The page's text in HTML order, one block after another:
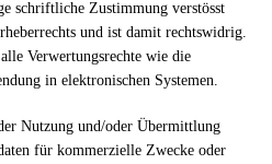
schriftliche Zustimmung verstösst
und ist damit rechtswidrig.
Verwertungsrechte wie die
in elektronischen Systemen.
Nutzung und/oder Übermittlung
für kommerzielle Zwecke oder